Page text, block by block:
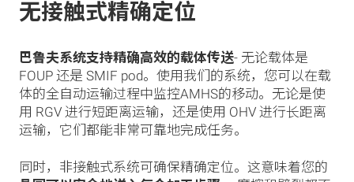
无接触式精确定位
巴鲁夫系统支持精确高效的载体传送- 无论载体是
FOUP 还是 SMIF pod。使用我们的系统，您可以在载
体的全自动运输过程中监控AMHS的移动。无论是使
用 RGV 进行短距离运输，还是使用 OHV 进行长距离
运输，它们都能非常可靠地完成任务。
同时，非接触式系统可确保精确定位。这意味着您的